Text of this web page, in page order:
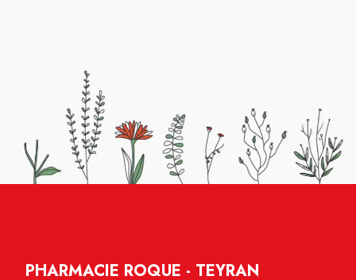
PHARMACIE ROQUE - TEYRAN